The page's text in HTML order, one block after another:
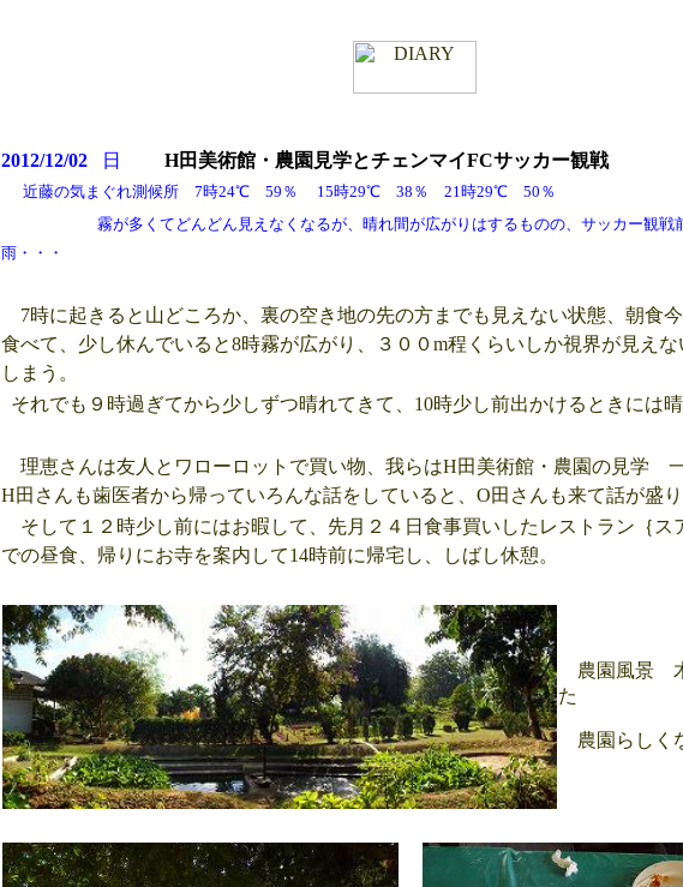
2012/12/02 日 H田美術館・農園見学とチェンマイFCサッカー観戦
近藤の気まぐれ測候所 7時24℃ 59％ 15時29℃ 38％ 21時29℃ 50％
霧が多くてどんどん見えなくなるが、晴れ間が広がりはするものの、サッカー観戦
雨・・・
7時に起きると山どころか、裏の空き地の先の方までも見えない状態、朝食
食べて、少し休んでいると8時霧が広がり、３００m程くらいしか視界が見え
しまう。
それでも９時過ぎてから少しずつ晴れてきて、10時少し前出かけるときには
理恵さんは友人とワローロットで買い物、我らはH田美術館・農園の見学
H田さんも歯医者から帰っていろんな話をしていると、O田さんも来て話が盛
そして１２時少し前にはお暇して、先月２４日食事買いしたレストラン｛ス
での昼食、帰りにお寺を案内して14時前に帰宅し、しばし休憩。
農園風景
た
農園らしく